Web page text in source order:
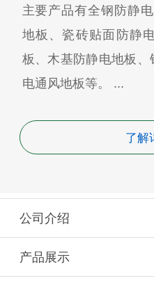
主要产品有全钢防静
地板、瓷砖贴面防静
板、木基防静电地板
电通风地板等。 ...
了解
公司介绍
产品展示